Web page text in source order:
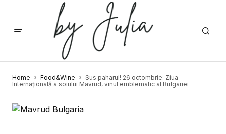
Home Food&Wine
Sus paharul! 26 octombrie: Ziua
Internațională a soiului Mavrud, vinul emblematic al Bulgariei